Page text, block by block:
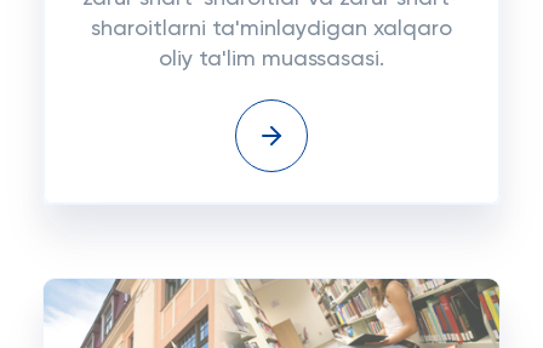
sharoitlarni ta'minlaydigan xalqaro
oliy ta'lim muassasasi.